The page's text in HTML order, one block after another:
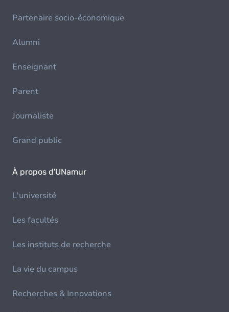
Partenaire socio-économique
Alumni
Enseignant
Parent
Journaliste
Grand public
À propos d'UNamur
L'université
Les facultés
Les instituts de recherche
La vie du campus
Recherches & Innovations